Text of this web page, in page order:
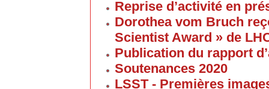
Reprise d’activité en
Dorothea vom Bruch
Scientist Award » de
Publication du rapport
Soutenances 2020
LSST - Premières